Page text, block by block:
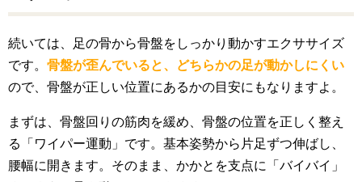
続いては、足の骨から骨盤をしっかり動かすエクササイズ
です。 骨盤が歪んでいると、どちらかの足が動かしにくい
ので、骨盤が正しい位置にあるかの目安にもなりますよ。
まずは、骨盤回りの筋肉を緩め、骨盤の位置を正しく整え
る「ワイパー運動」です。基本姿勢から片足ずつ伸ばし、
腰幅に開きます。そのまま、かかとを支点に「バイバイ」